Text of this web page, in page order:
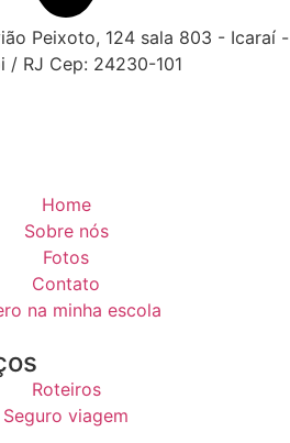
Peixoto, 124 sala 803 - Icaraí -
/ RJ Cep: 24230-101
Home
Sobre nós
Fotos
Contato
na minha escola
Roteiros
Seguro viagem